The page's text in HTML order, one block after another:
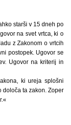
starši v 15 dneh po
na svet vrtca, ki o
z Zakonom o vrtcih
postopek. Ugovor se
Ugovor na kriterij in
ki ureja splošni
določa ta zakon. Zoper